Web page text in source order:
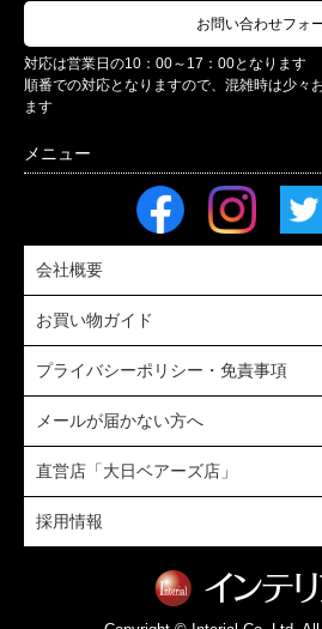
お問い合わせフォ
対応は営業日の10：00～17：00となります
順番での対応となりますので、混雑時は少々
ます
会社概要
お買い物ガイド
プライバシーポリシー・免責事項
メールが届かない方へ
直営店「大日ベアーズ店」
採用情報